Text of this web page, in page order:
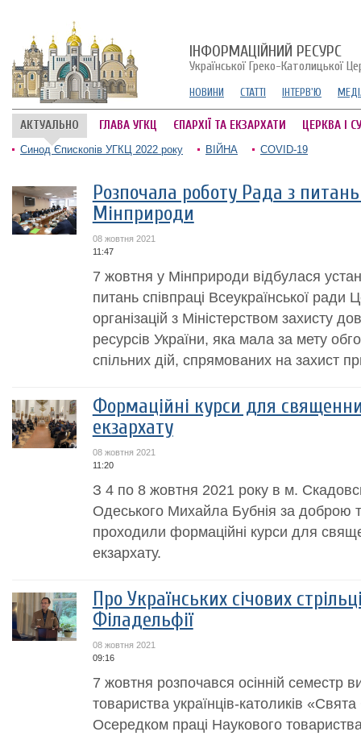
ІНФОРМАЦІЙНИЙ РЕСУРС
Української Греко-Католицької
НОВИНИ СТАТТІ ІНТЕРВ'Ю
АКТУАЛЬНО ГЛАВА УГКЦ ЄПАРХІЇ ТА ЕКЗАРХАТИ ЦЕРКВА І
Синод Єпископів УГКЦ 2022 року ВІЙНА COVID-19
Розпочала роботу Рада з
Мінприроди
08 жовтня 2021
11:47
7 жовтня у Мінприроди відбулася
питань співпраці Всеукраїнської ради
організацій з Міністерством захисту
ресурсів України, яка мала за мету
спільних дій, спрямованих на захист
Формаційні курси для
екзархату
08 жовтня 2021
11:20
З 4 по 8 жовтня 2021 року в м.
Одеського Михайла Бубнія за доброю
проходили формаційні курси для
екзархату.
Про Українських cічових
Філадельфії
08 жовтня 2021
09:16
7 жовтня розпочався осінній семестр
товариства українців-католиків
Осередком праці Наукового